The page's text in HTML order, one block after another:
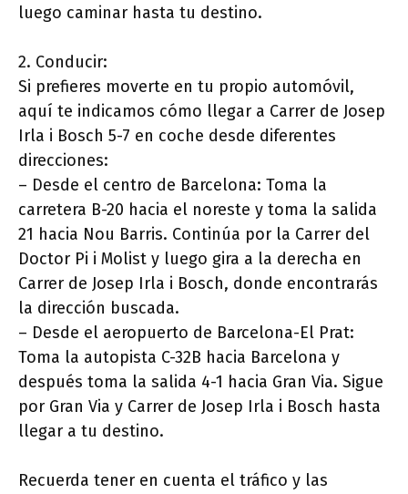
luego caminar hasta tu destino.
2. Conducir:
Si prefieres moverte en tu propio automóvil,
aquí te indicamos cómo llegar a Carrer de Josep
Irla i Bosch 5-7 en coche desde diferentes
direcciones:
– Desde el centro de Barcelona: Toma la
carretera B-20 hacia el noreste y toma la salida
21 hacia Nou Barris. Continúa por la Carrer del
Doctor Pi i Molist y luego gira a la derecha en
Carrer de Josep Irla i Bosch, donde encontrarás
la dirección buscada.
– Desde el aeropuerto de Barcelona-El Prat:
Toma la autopista C-32B hacia Barcelona y
después toma la salida 4-1 hacia Gran Via. Sigue
por Gran Via y Carrer de Josep Irla i Bosch hasta
llegar a tu destino.
Recuerda tener en cuenta el tráfico y las